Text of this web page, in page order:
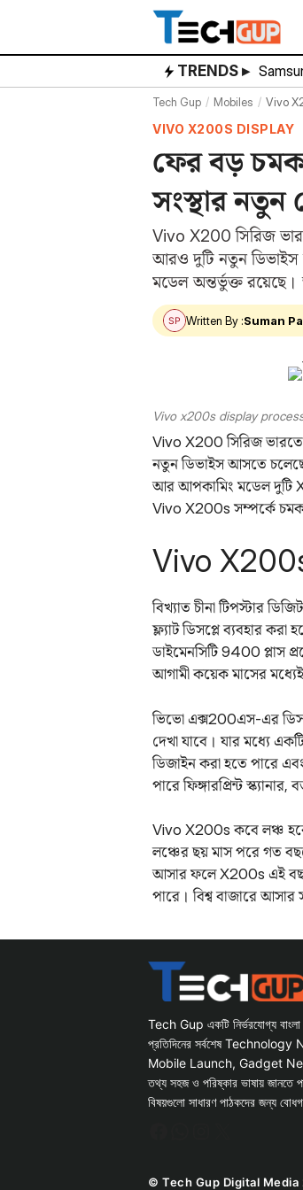
content
TRENDS ▸
Tech Gup Mobiles Vivo
VIVO X200S DISPLAY
ফের বড় চমক
সংস্থার
Vivo X200 সিরিজ
আরও দুটি নতুন ডিভাইস
মডেল অন্তর্ভুক্ত
Written By :Suman
Vivo x200s display
Vivo X200 সিরিজ ভারতে
নতুন ডিভাইস আসতে
আর আপকামিং মডেল দুটি
Vivo X200s সম্পর্কে
Vivo
বিখ্যাত চীনা টিপস্টার
ফ্ল্যাট ডিসপ্লে ব্যবহার
ডাইমেনসিটি 9400 প্লাস
আগামী কয়েক মাসের
ভিভো এক্স200এস-এর
দেখা যাবে। যার মধ্যে
ডিজাইন করা হতে পারে
পারে ফিঙ্গারপ্রিন্ট
Vivo X200s কবে লঞ্চ হবে
লঞ্চের ছয় মাস পরে গত
আসার ফলে X200s এই
পারে। বিশ্ব বাজারে আসার
Tech Gup একটি নির্ভরযোগ্য বাংলা
প্রতিদিনের সর্বশেষ
Mobile Launch, Gadget
তথ্য সহজ ও পরিষ্কার ভাষায় জানতে
বিষয়গুলো সাধারণ পাঠকদের জন্য
© Tech Gup Digital Media